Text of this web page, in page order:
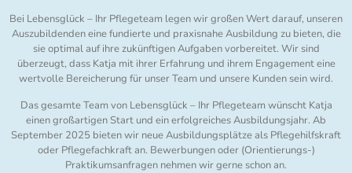
Bei Lebensglück – Ihr Pflegeteam legen wir großen Wert darauf, unseren
Auszubildenden eine fundierte und praxisnahe Ausbildung zu bieten, die
sie optimal auf ihre zukünftigen Aufgaben vorbereitet. Wir sind
überzeugt, dass Katja mit ihrer Erfahrung und ihrem Engagement eine
wertvolle Bereicherung für unser Team und unsere Kunden sein wird.
Das gesamte Team von Lebensglück – Ihr Pflegeteam wünscht Katja
einen großartigen Start und ein erfolgreiches Ausbildungsjahr. Ab
September 2025 bieten wir neue Ausbildungsplätze als Pflegehilfskraft
oder Pflegefachkraft an. Bewerbungen oder (Orientierungs-)
Praktikumsanfragen nehmen wir gerne schon an.